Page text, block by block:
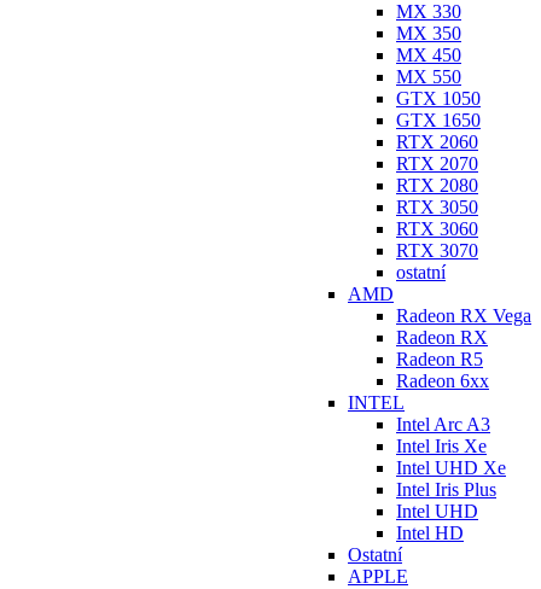
MX 330
MX 350
MX 450
MX 550
GTX 1050
GTX 1650
RTX 2060
RTX 2070
RTX 2080
RTX 3050
RTX 3060
RTX 3070
ostatní
AMD
Radeon RX Vega
Radeon RX
Radeon R5
Radeon 6xx
INTEL
Intel Arc A3
Intel Iris Xe
Intel UHD Xe
Intel Iris Plus
Intel UHD
Intel HD
Ostatní
APPLE